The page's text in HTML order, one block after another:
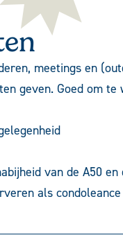
meetings en (
geven. Goed om te
van de A50 en
als